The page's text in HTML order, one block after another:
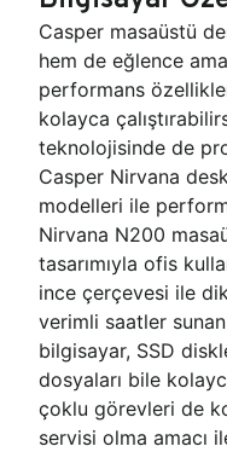
Casper masaüstü
hem de eğlence
performans
kolayca
teknolojisinde de
Casper Nirvana
modelleri ile
Nirvana N200
tasarımıyla ofis
ince çerçevesi ile
verimli saatler
bilgisayar, SSD
dosyaları bile
çoklu görevleri de
servisi olma amacı